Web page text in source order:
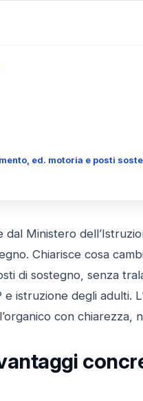
ed. motoria e posti
Ministero
Chiarisce cosa
di sostegno, senza
istruzione degli adulti.
con chiarezza,